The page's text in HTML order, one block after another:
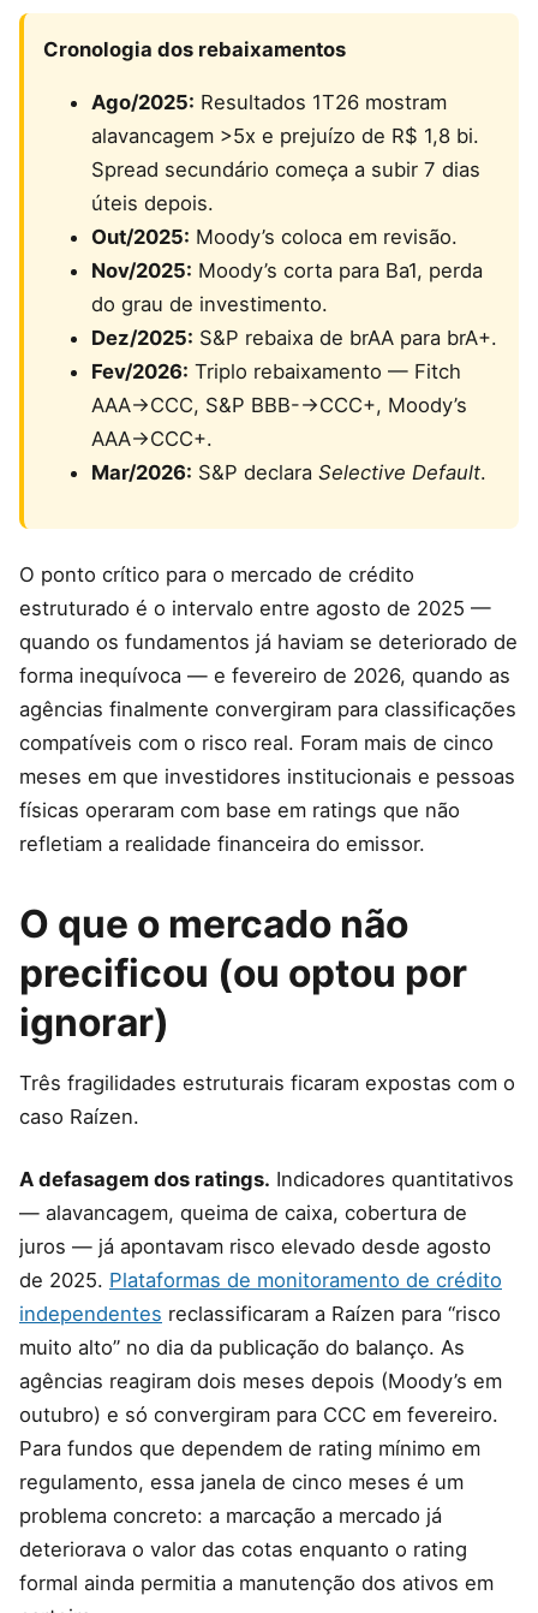
Cronologia dos rebaixamentos
Ago/2025: Resultados 1T26 mostram
alavancagem >5x e prejuízo de R$ 1,8 bi.
Spread secundário começa a subir 7 dias
úteis depois.
Out/2025: Moody’s coloca em revisão.
Nov/2025: Moody’s corta para Ba1, perda
do grau de investimento.
Dez/2025: S&P rebaixa de brAA para brA+.
Fev/2026: Triplo rebaixamento — Fitch
AAA→CCC, S&P BBB-→CCC+, Moody’s
AAA→CCC+.
Mar/2026: S&P declara Selective Default.
O ponto crítico para o mercado de crédito
estruturado é o intervalo entre agosto de 2025 —
quando os fundamentos já haviam se deteriorado de
forma inequívoca — e fevereiro de 2026, quando as
agências finalmente convergiram para classificações
compatíveis com o risco real. Foram mais de cinco
meses em que investidores institucionais e pessoas
físicas operaram com base em ratings que não
refletiam a realidade financeira do emissor.
O que o mercado não
precificou (ou optou por
ignorar)
Três fragilidades estruturais ficaram expostas com o
caso Raízen.
A defasagem dos ratings. Indicadores quantitativos
— alavancagem, queima de caixa, cobertura de
juros — já apontavam risco elevado desde agosto
de 2025. Plataformas de monitoramento de crédito
independentes reclassificaram a Raízen para “risco
muito alto” no dia da publicação do balanço. As
agências reagiram dois meses depois (Moody’s em
outubro) e só convergiram para CCC em fevereiro.
Para fundos que dependem de rating mínimo em
regulamento, essa janela de cinco meses é um
problema concreto: a marcação a mercado já
deteriorava o valor das cotas enquanto o rating
formal ainda permitia a manutenção dos ativos em